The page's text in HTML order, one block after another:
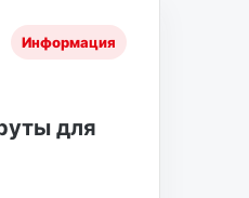
Информация
для